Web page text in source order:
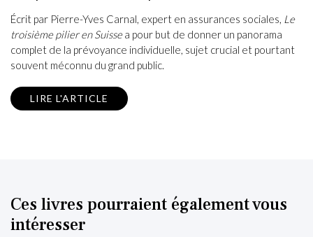
Écrit par Pierre-Yves Carnal, expert en assurances sociales, Le
troisième pilier en Suissea pour but de donner un panorama
complet de la prévoyance individuelle, sujet crucial et pourtant
souvent méconnu du grand public.
LIRE L'ARTICLE
Ces livres pourraient également vous
intéresser